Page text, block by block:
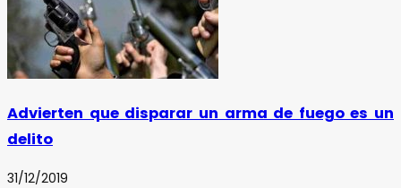
Advierten que disparar un arma de fuego es un
delito
31/12/2019